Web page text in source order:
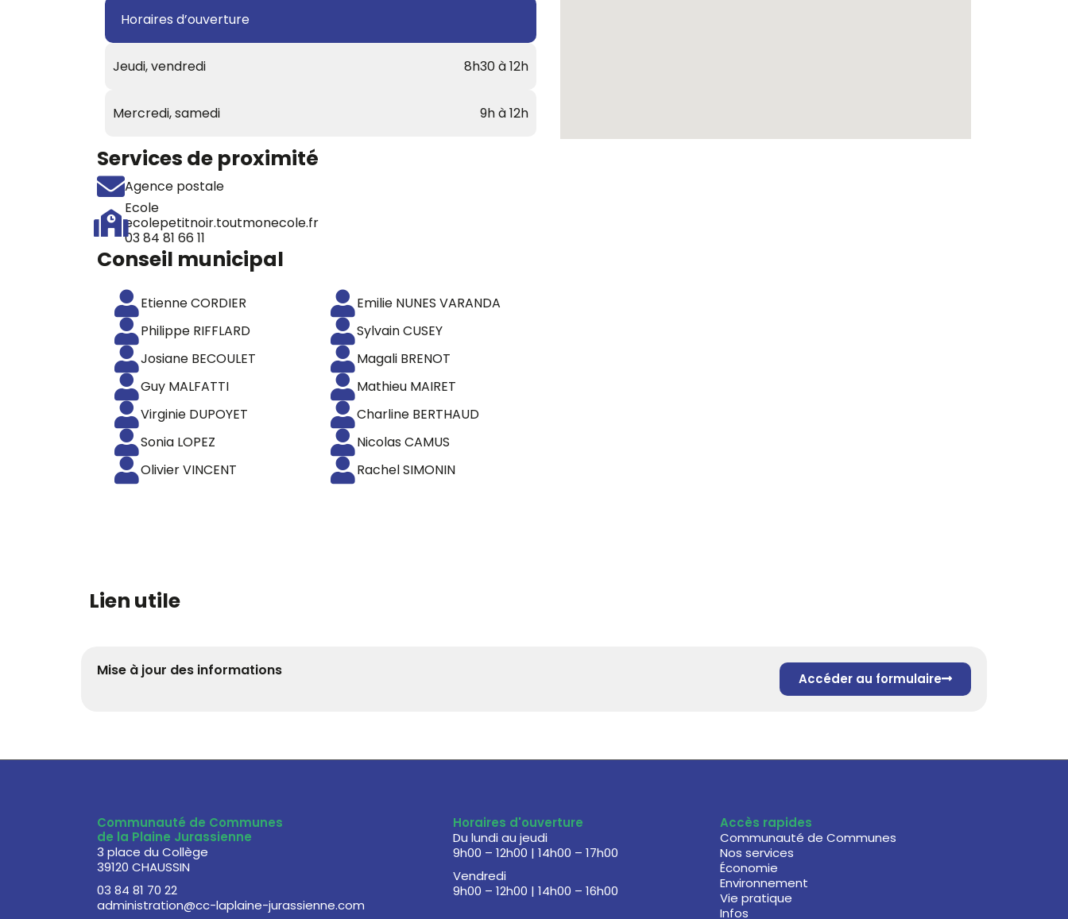
Horaires d’ouverture
Jeudi, vendredi 8h30 à 12h
Mercredi, samedi 9h à 12h
Services de proximité
Agence postale
Ecole
ecolepetitnoir.toutmonecole.fr
03 84 81 66 11
Conseil municipal
Etienne CORDIER
Philippe RIFFLARD
Josiane BECOULET
Guy MALFATTI
Virginie DUPOYET
Sonia LOPEZ
Olivier VINCENT
Emilie NUNES VARANDA
Sylvain CUSEY
Magali BRENOT
Mathieu MAIRET
Charline BERTHAUD
Nicolas CAMUS
Rachel SIMONIN
Lien utile
Mise à jour des informations Accéder au formulaire
Communauté de Communes
de la Plaine Jurassienne
3 place du Collège
39120 CHAUSSIN
03 84 81 70 22
administration@cc-laplaine-jurassienne.com
Horaires d'ouverture
Du lundi au jeudi
9h00 – 12h00 | 14h00 – 17h00
Vendredi
9h00 – 12h00 | 14h00 – 16h00
Accès rapides
Communauté de Communes
Nos services
Économie
Environnement
Vie pratique
Infos